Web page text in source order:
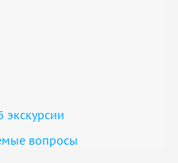
экскурсии
вопросы